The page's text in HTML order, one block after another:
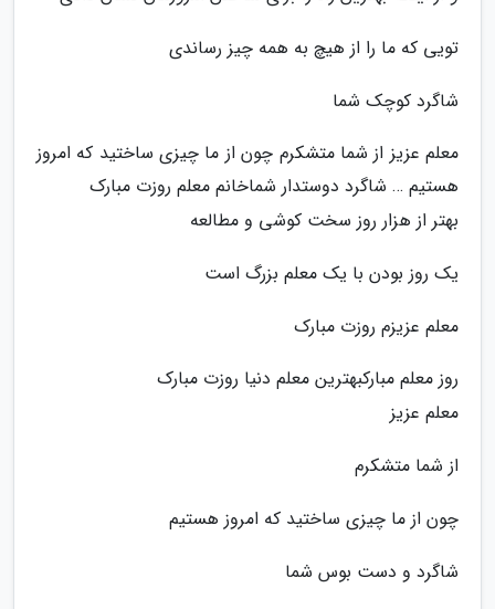
تویی که ما را از هیچ به همه چیز رساندی
شاگرد کوچک شما
معلم عزیز از شما متشکرم چون از ما چیزی ساختید که امروز
هستیم … شاگرد دوستدار شماخانم معلم روزت مبارک
بهتر از هزار روز سخت کوشی و مطالعه
یک روز بودن با یک معلم بزرگ است
معلم عزیزم روزت مبارک
روز معلم مبارکبهترین معلم دنیا روزت مبارک
معلم عزیز
از شما متشکرم
چون از ما چیزی ساختید که امروز هستیم
شاگرد و دست بوس شما